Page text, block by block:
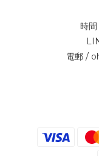
時
電郵 /